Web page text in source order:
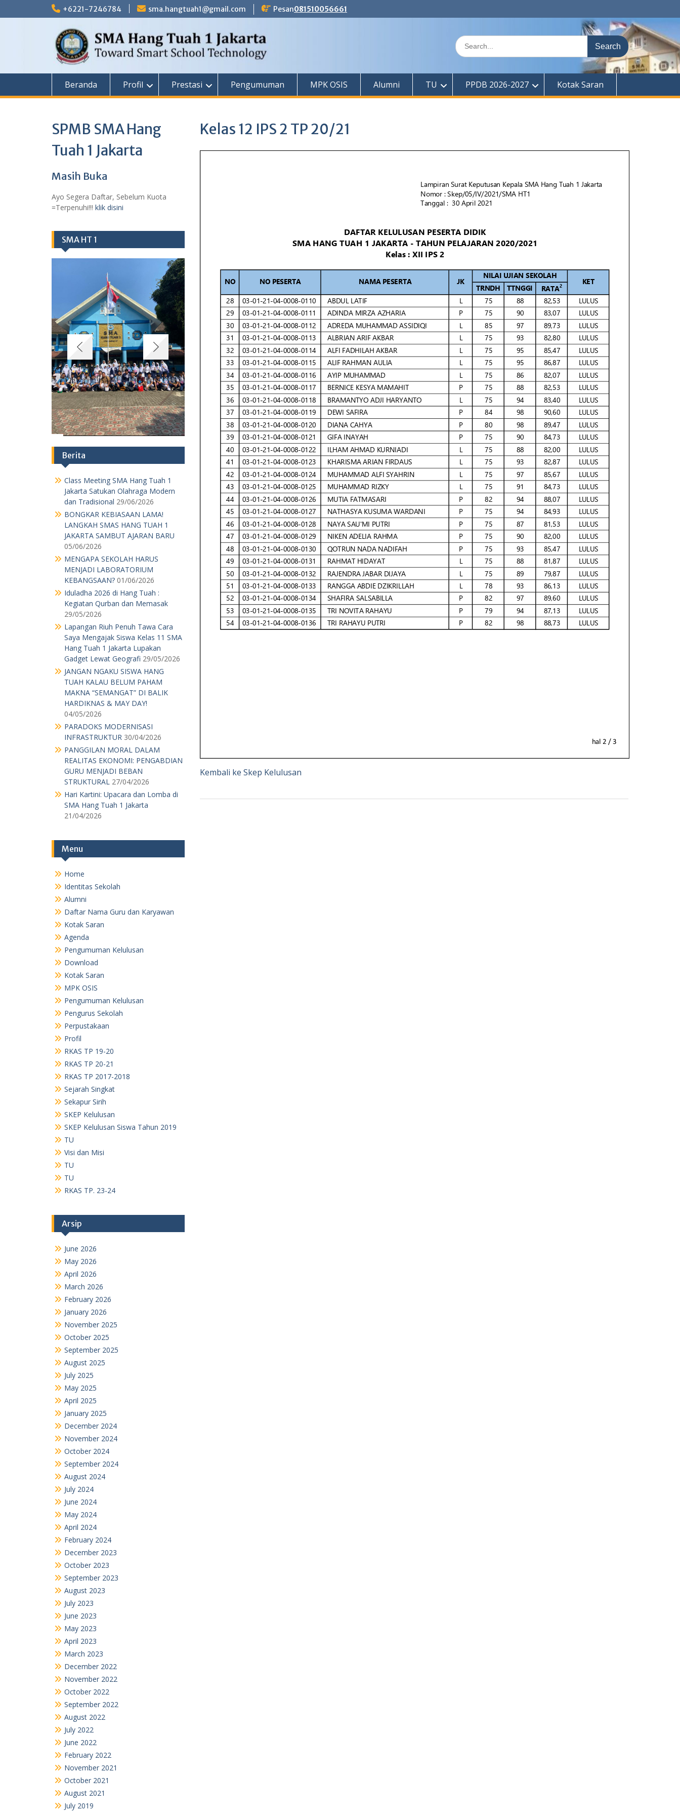
to
+6221-7246784 sma.hangtuah1@gmail.com Pesan081510056661
Search
for:
Beranda Profil Prestasi Pengumuman MPK OSIS Alumni TU PPDB 2026-2027 Kotak Saran
Kelas 12 IPS 2 TP 20/21
Kembali ke Skep Kelulusan
SPMB SMA Hang
Tuah 1 Jakarta
Masih Buka
Ayo Segera Daftar, Sebelum Kuota
=Terpenuhi!!! klik disini
SMA HT 1
Berita
Class Meeting SMA Hang Tuah 1
Jakarta Satukan Olahraga Modern
dan Tradisional 29/06/2026
BONGKAR KEBIASAAN LAMA!
LANGKAH SMAS HANG TUAH 1
JAKARTA SAMBUT AJARAN BARU
05/06/2026
MENGAPA SEKOLAH HARUS
MENJADI LABORATORIUM
KEBANGSAAN? 01/06/2026
Iduladha 2026 di Hang Tuah :
Kegiatan Qurban dan Memasak
29/05/2026
Lapangan Riuh Penuh Tawa Cara
Saya Mengajak Siswa Kelas 11 SMA
Hang Tuah 1 Jakarta Lupakan
Gadget Lewat Geografi 29/05/2026
JANGAN NGAKU SISWA HANG
TUAH KALAU BELUM PAHAM
MAKNA “SEMANGAT” DI BALIK
HARDIKNAS & MAY DAY!
04/05/2026
PARADOKS MODERNISASI
INFRASTRUKTUR 30/04/2026
PANGGILAN MORAL DALAM
REALITAS EKONOMI: PENGABDIAN
GURU MENJADI BEBAN
STRUKTURAL 27/04/2026
Hari Kartini: Upacara dan Lomba di
SMA Hang Tuah 1 Jakarta
21/04/2026
Menu
Home
Identitas Sekolah
Alumni
Daftar Nama Guru dan Karyawan
Kotak Saran
Agenda
Pengumuman Kelulusan
Download
Kotak Saran
MPK OSIS
Pengumuman Kelulusan
Pengurus Sekolah
Perpustakaan
Profil
RKAS TP 19-20
RKAS TP 20-21
RKAS TP 2017-2018
Sejarah Singkat
Sekapur Sirih
SKEP Kelulusan
SKEP Kelulusan Siswa Tahun 2019
TU
Visi dan Misi
TU
TU
RKAS TP. 23-24
Arsip
June 2026
May 2026
April 2026
March 2026
February 2026
January 2026
November 2025
October 2025
September 2025
August 2025
July 2025
May 2025
April 2025
January 2025
December 2024
November 2024
October 2024
September 2024
August 2024
July 2024
June 2024
May 2024
April 2024
February 2024
December 2023
October 2023
September 2023
August 2023
July 2023
June 2023
May 2023
April 2023
March 2023
December 2022
November 2022
October 2022
September 2022
August 2022
July 2022
June 2022
February 2022
November 2021
October 2021
August 2021
July 2019